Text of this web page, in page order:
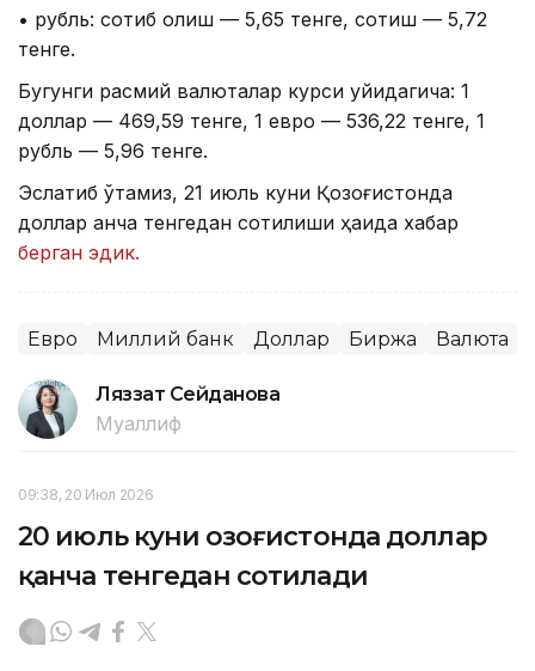
• рубль: сотиб олиш — 5,65 тенге, сотиш — 5,72
тенге.
Бугунги расмий валюталар курси қуйидагича: 1
доллар — 469,59 тенге, 1 евро — 536,22 тенге, 1
рубль — 5,96 тенге.
Эслатиб ўтамиз, 21 июль куни Қозоғистонда
доллар қанча тенгедан сотилиши ҳақида хабар
берган эдик.
Евро Миллий банк Доллар Биржа Валюта
Ляззат Сейданова
Муаллиф
09:38, 20 Июл 2026
20 июль куни Қозоғистонда доллар
қанча тенгедан сотилади